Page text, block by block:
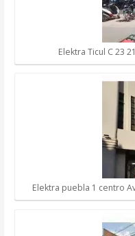
Elektra Ticul C 23
Elektra puebla 1 centro